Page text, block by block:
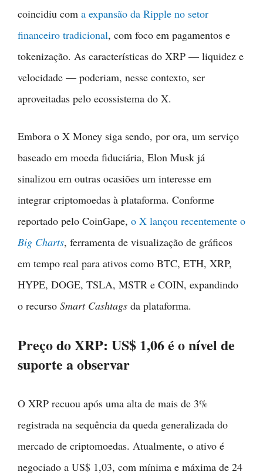
coincidiu com a expansão da Ripple no setor
financeiro tradicional, com foco em pagamentos e
tokenização. As características do XRP — liquidez e
velocidade — poderiam, nesse contexto, ser
aproveitadas pelo ecossistema do X.
Embora o X Money siga sendo, por ora, um serviço
baseado em moeda fiduciária, Elon Musk já
sinalizou em outras ocasiões um interesse em
integrar criptomoedas à plataforma. Conforme
reportado pelo CoinGape, o X lançou recentemente o
Big Charts, ferramenta de visualização de gráficos
em tempo real para ativos como BTC, ETH, XRP,
HYPE, DOGE, TSLA, MSTR e COIN, expandindo
o recurso Smart Cashtags da plataforma.
Preço do XRP: US$ 1,06 é o nível de
suporte a observar
O XRP recuou após uma alta de mais de 3%
registrada na sequência da queda generalizada do
mercado de criptomoedas. Atualmente, o ativo é
negociado a US$ 1,03, com mínima e máxima de 24